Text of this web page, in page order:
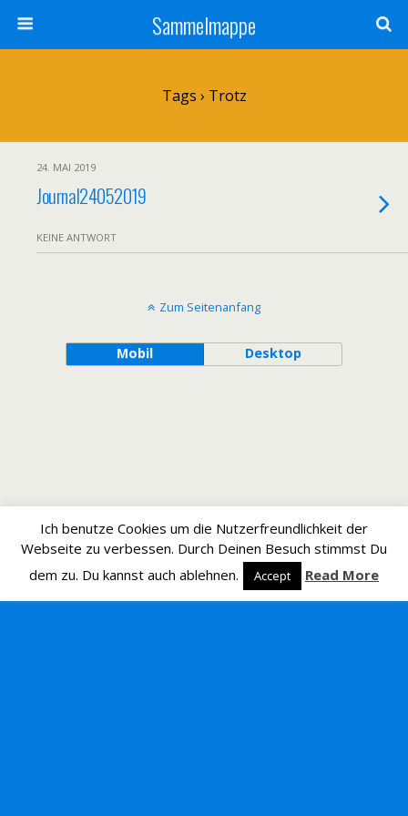
Sammelmappe
Tags › Trotz
24. MAI 2019
Journal24052019
KEINE ANTWORT
Zum Seitenanfang
Mobil Desktop
Ich benutze Cookies um die Nutzerfreundlichkeit der
Webseite zu verbessen. Durch Deinen Besuch stimmst Du
dem zu. Du kannst auch ablehnen.
Accept Read More